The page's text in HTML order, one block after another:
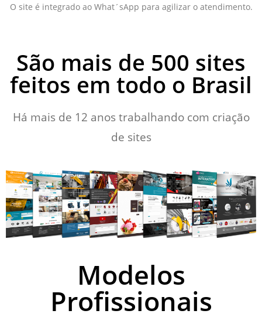
O site é integrado ao What´sApp para agilizar o atendimento.
São mais de 500 sites
feitos em todo o Brasil
Há mais de 12 anos trabalhando com criação
de sites
Modelos
Profissionais